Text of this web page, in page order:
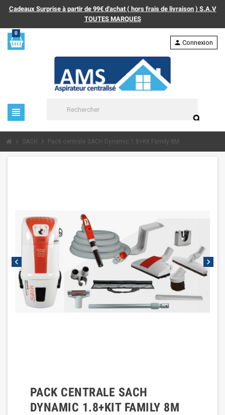
Cadeaux Surprise à partir de 99€ d'achat ( hors frais de livraison ) S.A.V
TOUTES MARQUES
0
view_headline
search
person Connexion
chevron_right SACH chevron_right Pack centrale SACH Dynamic 1.8+Kit Family 8M
chevron_left chevron_right
PACK CENTRALE SACH
DYNAMIC 1.8+KIT FAMILY 8M